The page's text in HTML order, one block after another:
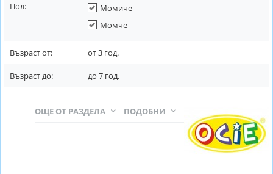
Пол:
Момиче
Момче
Възраст от: от3 год.
Възраст до: до 7 год.
ПОДОБНИ
ОЩЕ ОТ РАЗДЕЛА